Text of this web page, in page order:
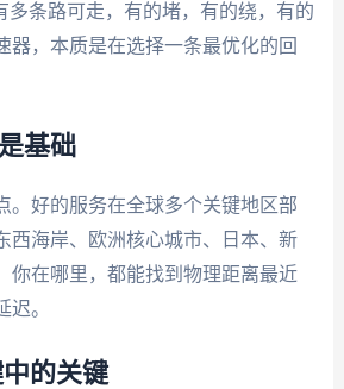
多条路可走，有的堵，有的绕，有的
器，本质是在选择一条最优化的回
基础
。好的服务在全球多个关键地区部
西海岸、欧洲核心城市、日本、新
你在哪里，都能找到物理距离最近
。
的关键